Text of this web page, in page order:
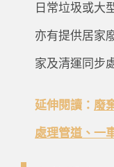
日常垃圾或大
亦有提供居家
家及清運同步
延伸閱讀： 廢
處理管道、一